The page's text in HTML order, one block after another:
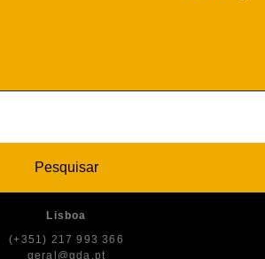
Lisboa
(+351) 217 993 366
geral@gda.pt